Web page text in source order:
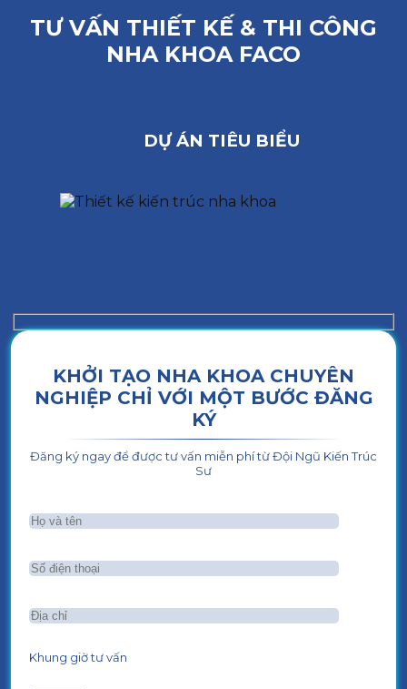
TƯ VẤN THIẾT KẾ & THI CÔNG
NHA KHOA FACO
DỰ ÁN TIÊU BIỂU
KHỞI TẠO NHA KHOA CHUYÊN
NGHIỆP CHỈ VỚI MỘT BƯỚC ĐĂNG
KÝ
Đăng ký ngay để được tư vấn miễn phí từ Đội Ngũ Kiến Trúc
Sư
Khung giờ tư vấn